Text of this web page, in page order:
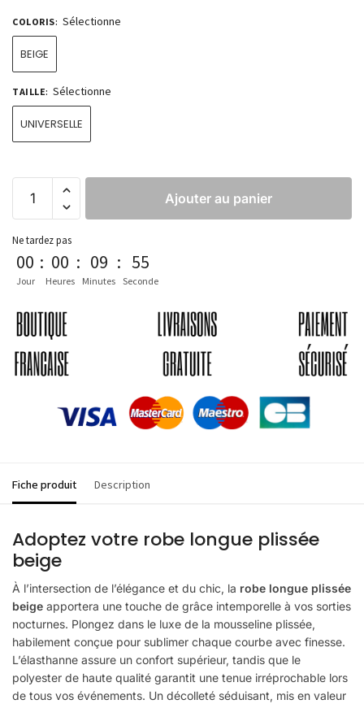
COLORIS: Sélectionne
BEIGE
TAILLE: Sélectionne
UNIVERSELLE
Ajouter au panier
Ne tardez pas
00
Jour
: 00
Heures
: 09
Minutes
: 54
Seconde
Fiche produit Description
Adoptez votre robe longue plissée
beige
À l’intersection de l’élégance et du chic, la robe longue plissée
beige apportera une touche de grâce intemporelle à vos sorties
nocturnes. Plongez dans le luxe de la mousseline plissée,
habilement conçue pour sublimer chaque courbe avec finesse.
L’élasthanne assure un confort supérieur, tandis que le
polyester de haute qualité garantit une tenue irréprochable lors
de tous vos événements. Un décolleté séduisant, mis en valeur